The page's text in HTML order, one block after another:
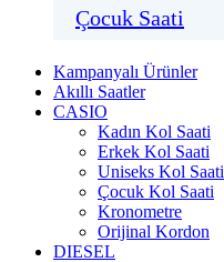
Çocuk Saati
Kampanyalı Ürünler
Akıllı Saatler
CASIO
Kadın Kol Saati
Erkek Kol Saati
Uniseks Kol Saati
Çocuk Kol Saati
Kronometre
Orijinal Kordon
DIESEL